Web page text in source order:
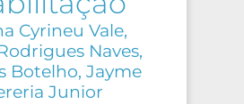
Cyrineu Vale,
Naves,
Botelho, Jayme
Junior